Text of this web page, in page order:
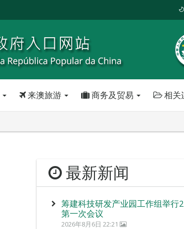
来澳旅游 商务及贸易 相关
最新新闻
筹建科技研发产业园工作组举行
第一次会议
2026年8月6日 22:21